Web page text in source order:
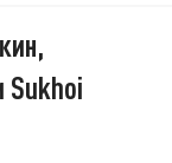
Sukhoi